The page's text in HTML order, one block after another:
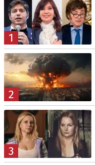
1
2
3